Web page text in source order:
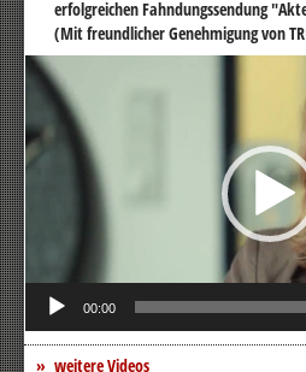
erfolgreichen Fahndungssendung
(Mit freundlicher Genehmigung von
Video-
Player
00:00
weitere Videos